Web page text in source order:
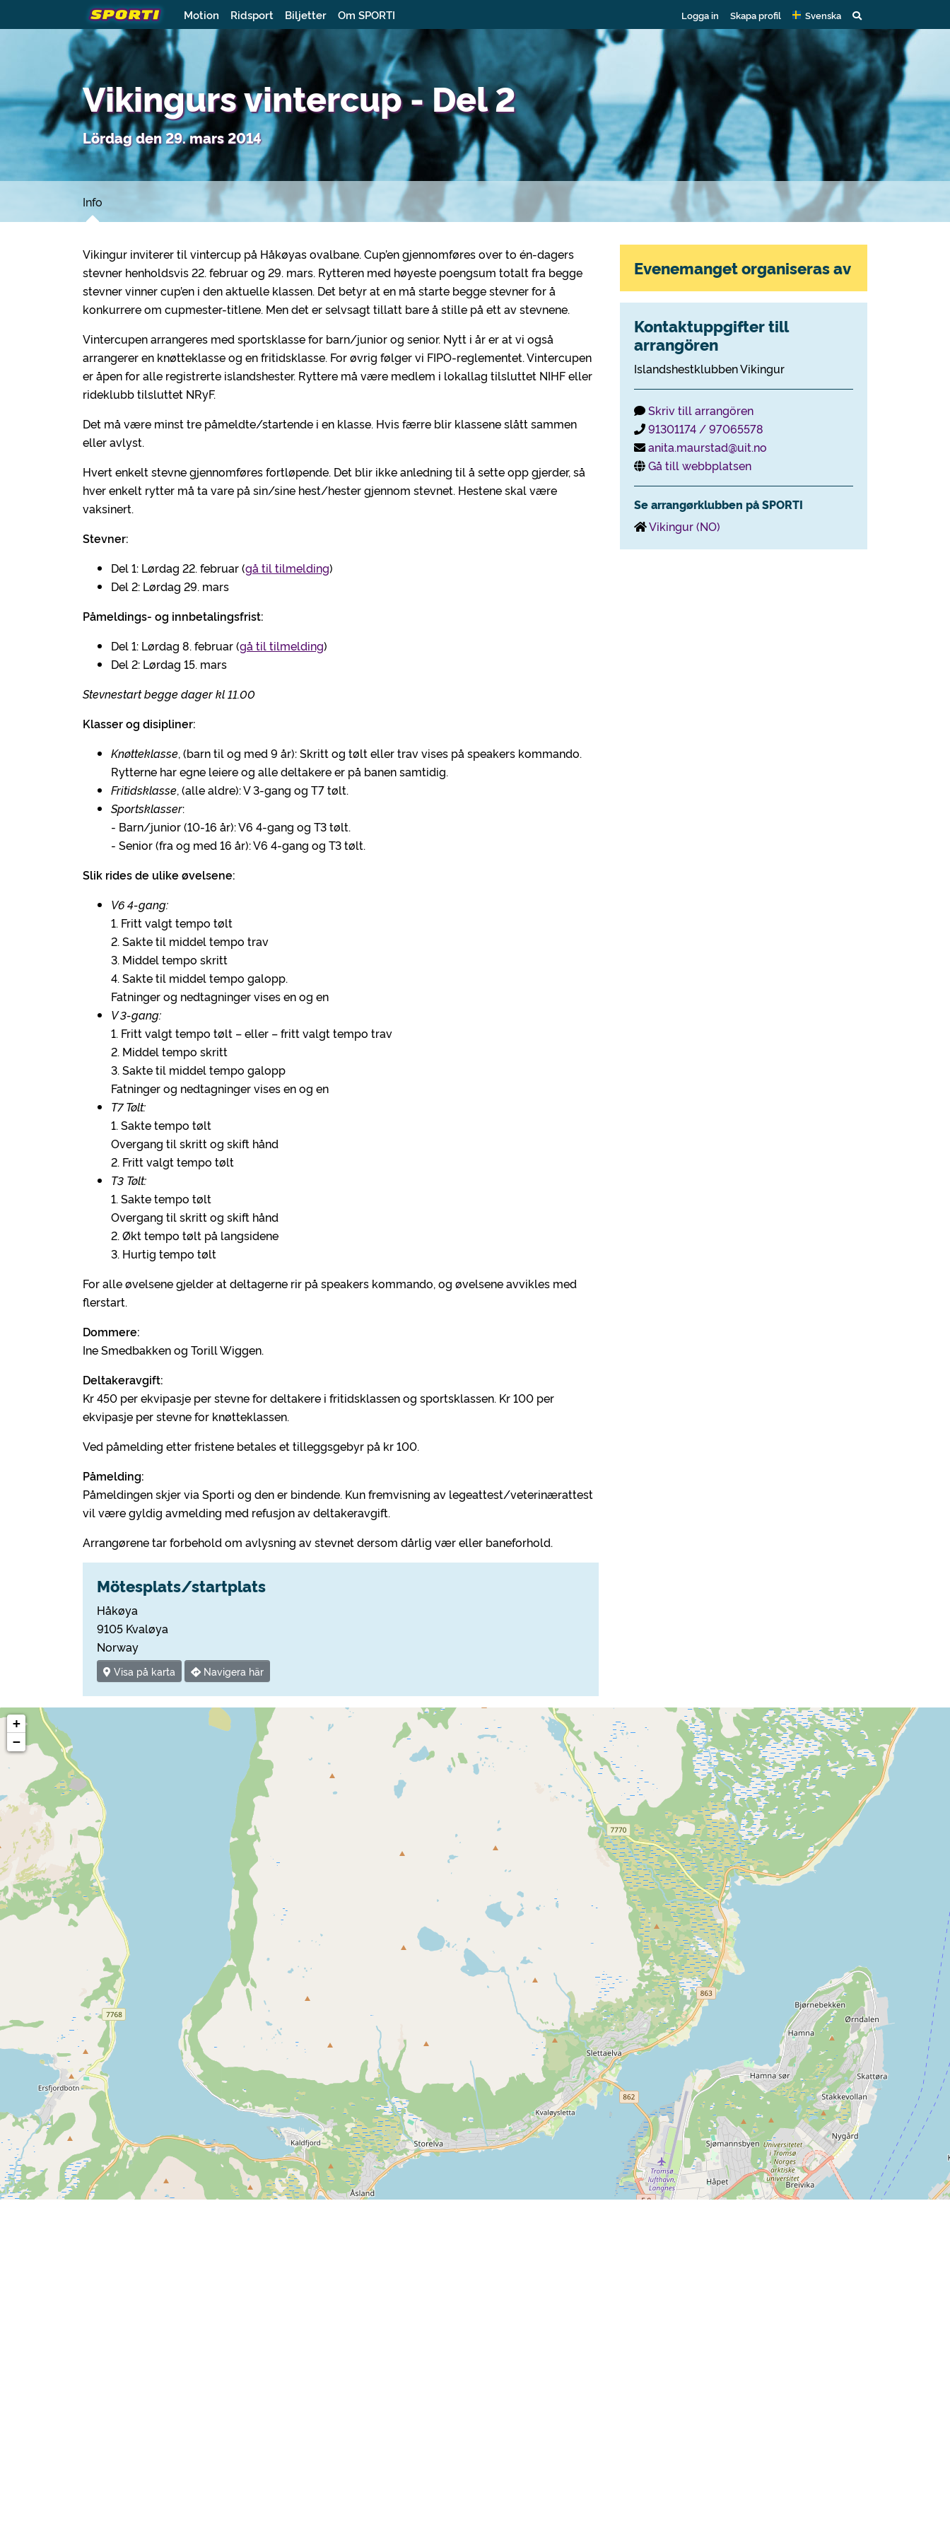
Motion Ridsport Biljetter Om SPORTI Logga in Skapa profil Svenska
Vikingurs vintercup - Del 2
Lördag den 29. mars 2014
Info
Vikingur inviterer til vintercup på Håkøyas ovalbane. Cup’en gjennomføres over to én-dagers
stevner henholdsvis 22. februar og 29. mars. Rytteren med høyeste poengsum totalt fra begge
stevner vinner cup’en i den aktuelle klassen. Det betyr at en må starte begge stevner for å
konkurrere om cupmester-titlene. Men det er selvsagt tillatt bare å stille på ett av stevnene.
Vintercupen arrangeres med sportsklasse for barn/junior og senior. Nytt i år er at vi også
arrangerer en knøtteklasse og en fritidsklasse. For øvrig følger vi FIPO-reglementet. Vintercupen
er åpen for alle registrerte islandshester. Ryttere må være medlem i lokallag tilsluttet NIHF eller
rideklubb tilsluttet NRyF.
Det må være minst tre påmeldte/startende i en klasse. Hvis færre blir klassene slått sammen
eller avlyst.
Hvert enkelt stevne gjennomføres fortløpende. Det blir ikke anledning til å sette opp gjerder, så
hver enkelt rytter må ta vare på sin/sine hest/hester gjennom stevnet. Hestene skal være
vaksinert.
Stevner:
Del 1: Lørdag 22. februar (gå til tilmelding)
Del 2: Lørdag 29. mars
Påmeldings- og innbetalingsfrist:
Del 1: Lørdag 8. februar (gå til tilmelding)
Del 2: Lørdag 15. mars
Stevnestart begge dager kl 11.00
Klasser og disipliner:
Knøtteklasse, (barn til og med 9 år): Skritt og tølt eller trav vises på speakers kommando.
Rytterne har egne leiere og alle deltakere er på banen samtidig.
Fritidsklasse, (alle aldre): V 3-gang og T7 tølt.
Sportsklasser:
- Barn/junior (10-16 år): V6 4-gang og T3 tølt.
- Senior (fra og med 16 år): V6 4-gang og T3 tølt.
Slik rides de ulike øvelsene:
V6 4-gang:
1. Fritt valgt tempo tølt
2. Sakte til middel tempo trav
3. Middel tempo skritt
4. Sakte til middel tempo galopp.
Fatninger og nedtagninger vises en og en
V 3-gang:
1. Fritt valgt tempo tølt – eller – fritt valgt tempo trav
2. Middel tempo skritt
3. Sakte til middel tempo galopp
Fatninger og nedtagninger vises en og en
T7 Tølt:
1. Sakte tempo tølt
Overgang til skritt og skift hånd
2. Fritt valgt tempo tølt
T3 Tølt:
1. Sakte tempo tølt
Overgang til skritt og skift hånd
2. Økt tempo tølt på langsidene
3. Hurtig tempo tølt
For alle øvelsene gjelder at deltagerne rir på speakers kommando, og øvelsene avvikles med
flerstart.
Dommere:
Ine Smedbakken og Torill Wiggen.
Deltakeravgift:
Kr 450 per ekvipasje per stevne for deltakere i fritidsklassen og sportsklassen. Kr 100 per
ekvipasje per stevne for knøtteklassen.
Ved påmelding etter fristene betales et tilleggsgebyr på kr 100.
Påmelding:
Påmeldingen skjer via Sporti og den er bindende. Kun fremvisning av legeattest/veterinærattest
vil være gyldig avmelding med refusjon av deltakeravgift.
Arrangørene tar forbehold om avlysning av stevnet dersom dårlig vær eller baneforhold.
Mötesplats/startplats
Håkøya
9105 Kvaløya
Norway
Visa på karta Navigera här
Evenemanget organiseras av
Kontaktuppgifter till
arrangören
Islandshestklubben Vikingur
Skriv till arrangören
91301174 / 97065578
anita.maurstad@uit.no
Gå till webbplatsen
Se arrangørklubben på SPORTI
Vikingur (NO)
+
−